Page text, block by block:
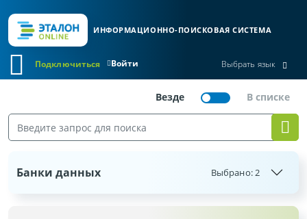
ИНФОРМАЦИОННО-ПОИСКОВАЯ СИСТЕМА
Войти
Подключиться Выбрать язык
Банки данных Выбрано:2